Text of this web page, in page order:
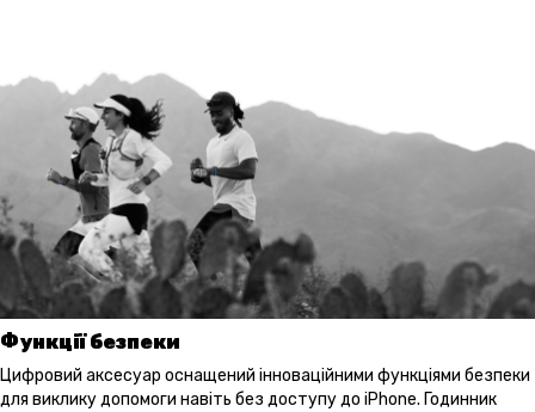
Функції безпеки
Цифровий аксесуар оснащений інноваційними функціями безпеки
для виклику допомоги навіть без доступу до iPhone. Годинник